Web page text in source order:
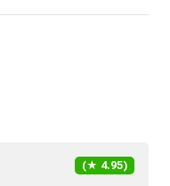
(★ 4.95)